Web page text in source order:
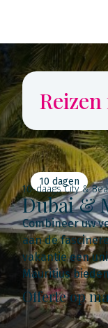
10 dagen
10-daags City &
Dubai &
Combineer uw
aan de
vakantie een
Mauritius
Offerte op